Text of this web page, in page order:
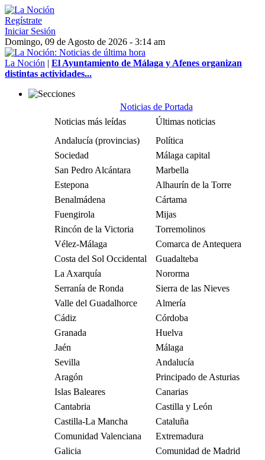
Regístrate
Iniciar Sesión
Domingo, 09 de Agosto de 2026 - 3:14 am
La Noción | El Ayuntamiento de Málaga y Afenes organizan
distintas actividades...
Noticias de Portada
Noticias más leídas
Últimas noticias
Andalucía (provincias)
Política
Sociedad
Málaga capital
San Pedro Alcántara
Marbella
Estepona
Alhaurín de la Torre
Benalmádena
Cártama
Fuengirola
Mijas
Rincón de la Victoria
Torremolinos
Vélez-Málaga
Comarca de Antequera
Costa del Sol Occidental
Guadalteba
La Axarquía
Nororma
Serranía de Ronda
Sierra de las Nieves
Valle del Guadalhorce
Almería
Cádiz
Córdoba
Granada
Huelva
Jaén
Málaga
Sevilla
Andalucía
Aragón
Principado de Asturias
Islas Baleares
Canarias
Cantabria
Castilla y León
Castilla-La Mancha
Cataluña
Comunidad Valenciana
Extremadura
Galicia
Comunidad de Madrid